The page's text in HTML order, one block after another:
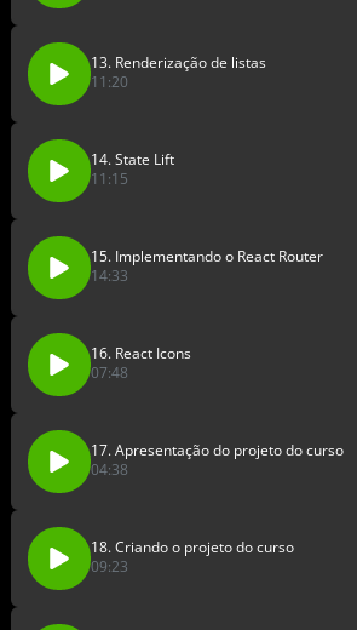
13. Renderização de listas
11:20
14. State Lift
11:15
15. Implementando o React Router
14:33
16. React Icons
07:48
17. Apresentação do projeto do curso
04:38
18. Criando o projeto do curso
09:23